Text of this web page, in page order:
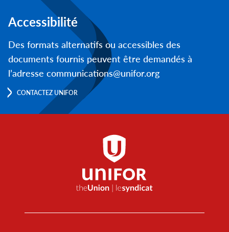
Accessibilité
Des formats alternatifs ou accessibles des
documents fournis peuvent être demandés à
l’adresse communications@unifor.org
CONTACTEZ UNIFOR